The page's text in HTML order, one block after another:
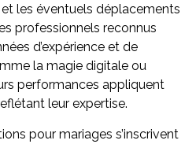
les éventuels déplacements
professionnels reconnus
d’expérience et de
la magie digitale ou
performances appliquent
leur expertise.
pour mariages s’inscrivent